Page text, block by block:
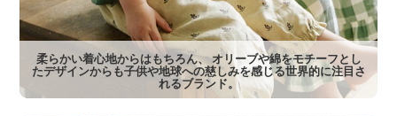
柔らかい着心地からはもちろん、 オリーブや綿をモチーフとし
たデザインからも子供や地球への慈しみを感じる世界的に注目さ
れるブランド。